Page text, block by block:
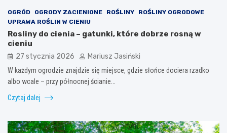
OGRÓD OGRODY ZACIENIONE ROŚLINY
ROŚLINY OGRODOWE
UPRAWA ROŚLIN W CIENIU
Rosliny do cienia – gatunki, które dobrze rosną w
cieniu
27 stycznia 2026 Mariusz Jasiński
W każdym ogrodzie znajdzie się miejsce, gdzie słońce dociera rzadko
albo wcale – przy północnej ścianie…
Czytaj dalej